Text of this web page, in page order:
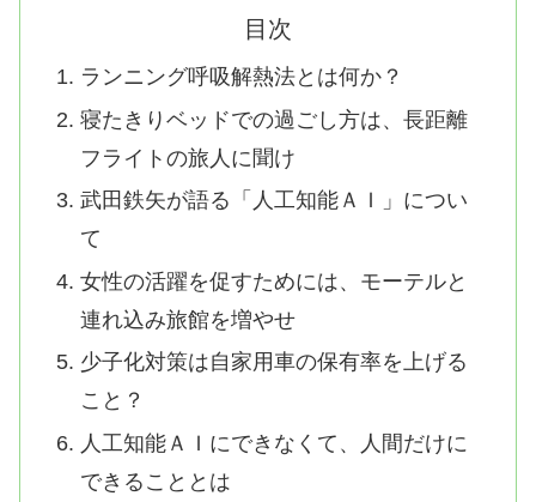
目次
ランニング呼吸解熱法とは何か？
寝たきりベッドでの過ごし方は、長距離
フライトの旅人に聞け
武田鉄矢が語る「人工知能ＡＩ」につい
て
女性の活躍を促すためには、モーテルと
連れ込み旅館を増やせ
少子化対策は自家用車の保有率を上げる
こと？
人工知能ＡＩにできなくて、人間だけに
できることとは